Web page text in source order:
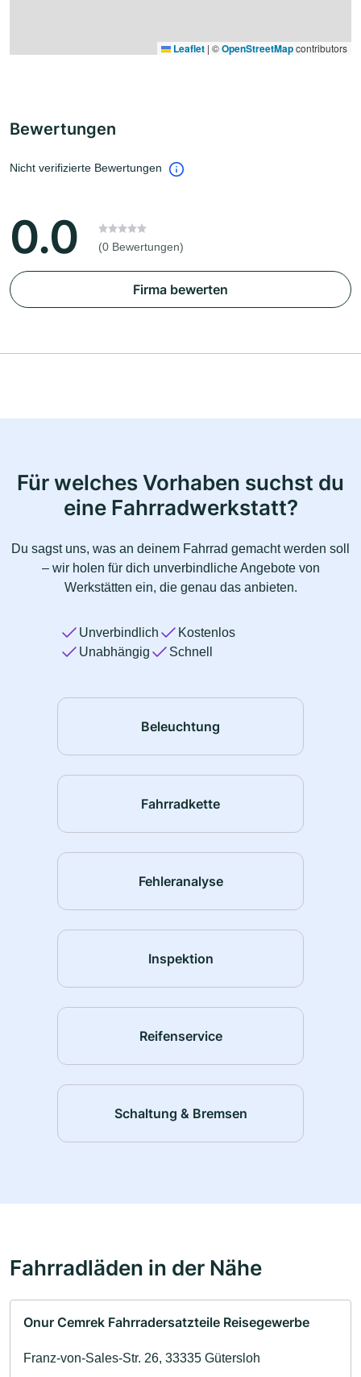
Leaflet | ©OpenStreetMapcontributors
Bewertungen
Nicht verifizierte Bewertungen
0.0 (0 Bewertungen)
Firma bewerten
Für welches Vorhaben suchst du
eine Fahrradwerkstatt?
Du sagst uns, was an deinem Fahrrad gemacht werden soll
– wir holen für dich unverbindliche Angebote von
Werkstätten ein, die genau das anbieten.
Unverbindlich
Kostenlos
Unabhängig
Schnell
Beleuchtung
Fahrradkette
Fehleranalyse
Inspektion
Reifenservice
Schaltung & Bremsen
Fahrradläden in der Nähe
Onur Cemrek Fahrradersatzteile Reisegewerbe
Franz-von-Sales-Str. 26, 33335 Gütersloh